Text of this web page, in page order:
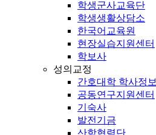
학생군사교육단
학생생활상담소
한국어교육원
현장실습지원센터
학보사
성의교정
간호대학 학사정보
공동연구지원센터
기숙사
발전기금